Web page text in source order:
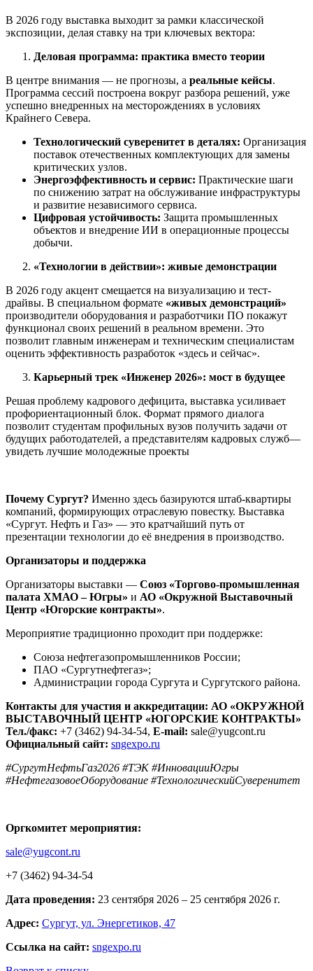
В 2026 году выставка выходит за рамки классической
экспозиции, делая ставку на три ключевых вектора:
Деловая программа: практика вместо теории
В центре внимания — не прогнозы, а реальные кейсы.
Программа сессий построена вокруг разбора решений, уже
успешно внедренных на месторождениях в условиях
Крайнего Севера.
Технологический суверенитет в деталях: Организация
поставок отечественных комплектующих для замены
критических узлов.
Энергоэффективность и сервис: Практические шаги
по снижению затрат на обслуживание инфраструктуры
и развитие независимого сервиса.
Цифровая устойчивость: Защита промышленных
объектов и внедрение ИИ в операционные процессы
добычи.
«Технологии в действии»: живые демонстрации
В 2026 году акцент смещается на визуализацию и тест-
драйвы. В специальном формате «живых демонстраций»
производители оборудования и разработчики ПО покажут
функционал своих решений в реальном времени. Это
позволит главным инженерам и техническим специалистам
оценить эффективность разработок «здесь и сейчас».
Карьерный трек «Инженер 2026»: мост в будущее
Решая проблему кадрового дефицита, выставка усиливает
профориентационный блок. Формат прямого диалога
позволит студентам профильных вузов получить задачи от
будущих работодателей, а представителям кадровых служб—
увидеть лучшие молодежные проекты
Почему Сургут? Именно здесь базируются штаб-квартиры
компаний, формирующих отраслевую повестку. Выставка
«Сургут. Нефть и Газ» — это кратчайший путь от
презентации технологии до её внедрения в производство.
Организаторы и поддержка
Организаторы выставки — Союз «Торгово-промышленная
палата ХМАО – Югры» и АО «Окружной Выставочный
Центр «Югорские контракты».
Мероприятие традиционно проходит при поддержке:
Союза нефтегазопромышленников России;
ПАО «Сургутнефтегаз»;
Администрации города Сургута и Сургутского района.
Контакты для участия и аккредитации: АО «ОКРУЖНОЙ
ВЫСТАВОЧНЫЙ ЦЕНТР «ЮГОРСКИЕ КОНТРАКТЫ»
Тел./факс: +7 (3462) 94-34-54, E-mail: sale@yugcont.ru
Официальный сайт: sngexpo.ru
#СургутНефтьГаз2026 #ТЭК #ИнновацииЮгры
#НефтегазовоеОборудование #ТехнологическийСуверенитет
Оргкомитет мероприятия:
sale@yugcont.ru
+7 (3462) 94-34-54
Дата проведения: 23 сентября 2026 – 25 сентября 2026 г.
Адрес: Сургут, ул. Энергетиков, 47
Ссылка на сайт: sngexpo.ru